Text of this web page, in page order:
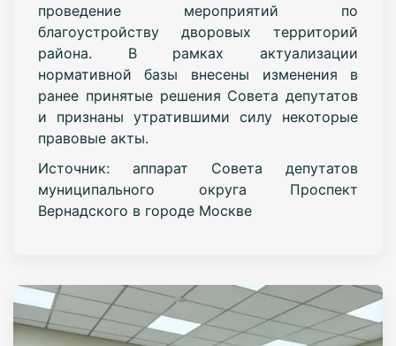
проведение мероприятий по
благоустройству дворовых территорий
района. В рамках актуализации
нормативной базы внесены изменения в
ранее принятые решения Совета депутатов
и признаны утратившими силу некоторые
правовые акты.
Источник: аппарат Совета депутатов
муниципального округа Проспект
Вернадского в городе Москве